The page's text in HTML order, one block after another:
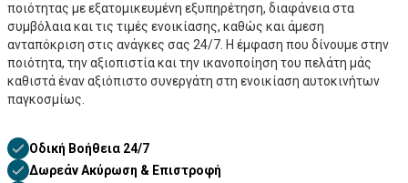
ποιότητας με εξατομικευμένη εξυπηρέτηση, διαφάνεια στα
συμβόλαια και τις τιμές ενοικίασης, καθώς και άμεση
ανταπόκριση στις ανάγκες σας 24/7. Η έμφαση που δίνουμε στην
ποιότητα, την αξιοπιστία και την ικανοποίηση του πελάτη μάς
καθιστά έναν αξιόπιστο συνεργάτη στη ενοικίαση αυτοκινήτων
παγκοσμίως.
Οδική Βοήθεια 24/7
Δωρεάν Ακύρωση & Επιστροφή